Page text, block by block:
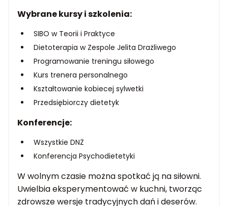
Wybrane kursy i szkolenia:
SIBO w Teorii i Praktyce
Dietoterapia w Zespole Jelita Drażliwego
Programowanie treningu siłowego
Kurs trenera personalnego
Kształtowanie kobiecej sylwetki
Przedsiębiorczy dietetyk
Konferencje:
Wszystkie DNŻ
Konferencja Psychodietetyki
W wolnym czasie można spotkać ją na siłowni.
Uwielbia eksperymentować w kuchni, tworząc
zdrowsze wersje tradycyjnych dań i deserów.